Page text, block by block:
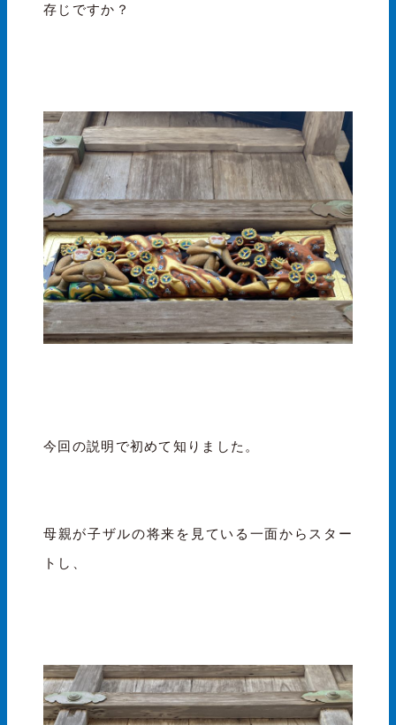
存じですか？
今回の説明で初めて知りました。
母親が子ザルの将来を見ている一面からスター
トし、